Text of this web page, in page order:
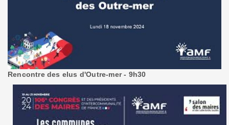
Rencontre des elus d'Outre-mer - 9h30